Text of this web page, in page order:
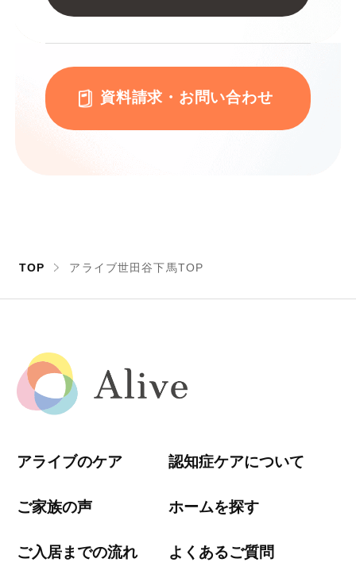
資料請求・お問い合わせ
TOP アライブ世田谷下馬TOP
アライブのケア 認知症ケアについて
ご家族の声 ホームを探す
ご入居までの流れ よくあるご質問